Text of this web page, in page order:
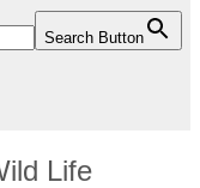
Search Button
Life